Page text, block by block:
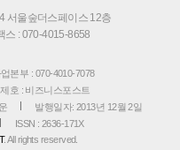
서울숲더스페이스 12층
스 : 070-4015-8658
업본부 : 070-4010-7078
제호 : 비즈니스포스트
발행일자: 2013년 12월 2일
ISSN : 2636-171X
. All rights reserved.